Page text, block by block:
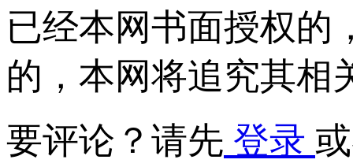
已经本网书面授权的
的，本网将追究其相
要评论？请先 登录